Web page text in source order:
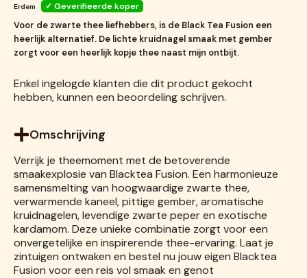
Erdem
Voor de zwarte thee liefhebbers, is de Black Tea Fusion een
heerlijk alternatief. De lichte kruidnagel smaak met gember
zorgt voor een heerlijk kopje thee naast mijn ontbijt.
Enkel ingelogde klanten die dit product gekocht
hebben, kunnen een beoordeling schrijven.
Omschrijving
Verrijk je theemoment met de betoverende
smaakexplosie van Blacktea Fusion. Een harmonieuze
samensmelting van hoogwaardige zwarte thee,
verwarmende kaneel, pittige gember, aromatische
kruidnagelen, levendige zwarte peper en exotische
kardamom. Deze unieke combinatie zorgt voor een
onvergetelijke en inspirerende thee-ervaring. Laat je
zintuigen ontwaken en bestel nu jouw eigen Blacktea
Fusion voor een reis vol smaak en genot